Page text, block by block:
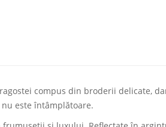
compus din broderii delicate,
este întâmplătoare.